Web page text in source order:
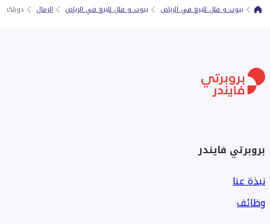
بيوت و فلل للبيع في الرياض بيوت و فلل للبيع في الرياض الرمال
بروبرتي فايندر
نبذة عنا
وظائف